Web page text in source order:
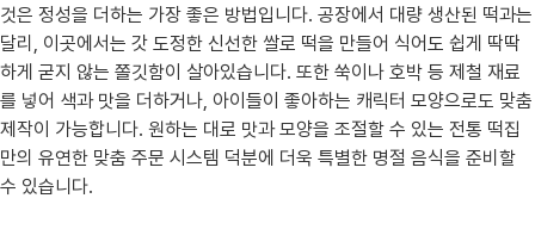
것은 정성을 더하는 가장 좋은 방법입니다. 공장에서 대량 생산된 떡과는
달리, 이곳에서는 갓 도정한 신선한 쌀로 떡을 만들어 식어도 쉽게 딱딱
하게 굳지 않는 쫄깃함이 살아있습니다. 또한 쑥이나 호박 등 제철 재료
를 넣어 색과 맛을 더하거나, 아이들이 좋아하는 캐릭터 모양으로도 맞춤
제작이 가능합니다. 원하는 대로 맛과 모양을 조절할 수 있는 전통 떡집
만의 유연한 맞춤 주문 시스템 덕분에 더욱 특별한 명절 음식을 준비할
수 있습니다.